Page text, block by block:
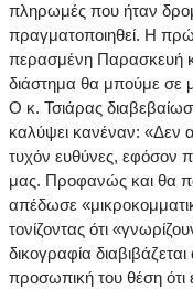
πληρωμές που ήταν
πραγματοποιηθεί. Η
περασμένη Παρασκευή
διάστημα θα μπούμε σε
Ο κ. Τσιάρας
καλύψει κανέναν: «Δεν
τυχόν ευθύνες, εφόσον
μας. Προφανώς και θα
απέδωσε
τονίζοντας ότι
δικογραφία
προσωπική του θέση ότι